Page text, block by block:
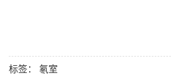
标签： 氡室